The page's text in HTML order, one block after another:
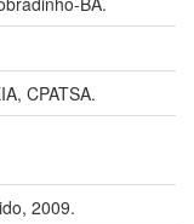
CPATSA.
2009.